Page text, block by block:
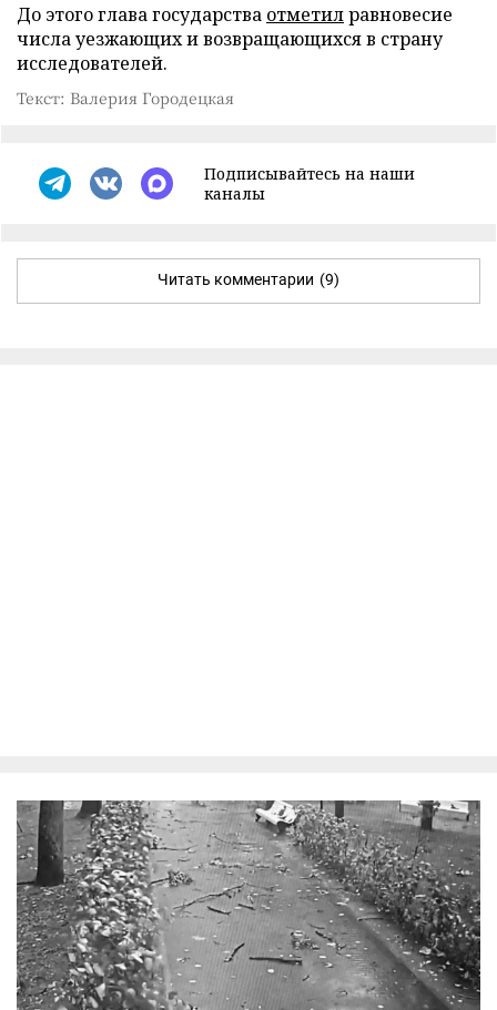
До этого глава государства отметилравновесие
числа уезжающих и возвращающихся в страну
исследователей.
Текст: Валерия Городецкая
Подписывайтесь на наши
каналы
Читать комментарии (9)